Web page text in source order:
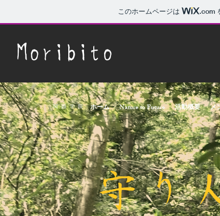
このホームページは .com
Moribito​
​関西学院 ホーム Nature to Future 活動概要 メ
守り